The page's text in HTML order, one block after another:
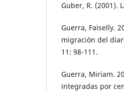
Guber, R. (2001).
Guerra, Faiselly.
migración del
11: 98-111.
Guerra, Miriam.
integradas por